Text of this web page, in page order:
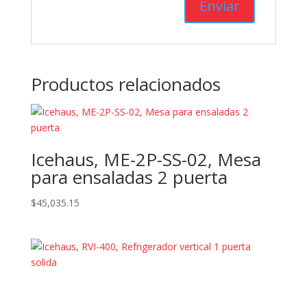
Productos relacionados
Icehaus, ME-2P-SS-02, Mesa
para ensaladas 2 puerta
$45,035.15